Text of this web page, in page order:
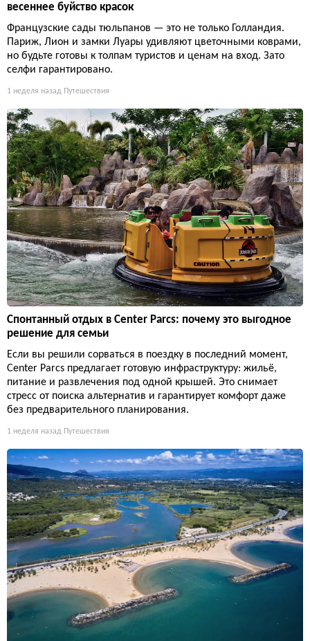
весеннее буйство красок
Французские сады тюльпанов — это не только Голландия.
Париж, Лион и замки Луары удивляют цветочными коврами,
но будьте готовы к толпам туристов и ценам на вход. Зато
селфи гарантировано.
1 неделя назад Путешествия
Спонтанный отдых в Center Parcs: почему это выгодное
решение для семьи
Если вы решили сорваться в поездку в последний момент,
Center Parcs предлагает готовую инфраструктуру: жильё,
питание и развлечения под одной крышей. Это снимает
стресс от поиска альтернатив и гарантирует комфорт даже
без предварительного планирования.
1 неделя назад Путешествия